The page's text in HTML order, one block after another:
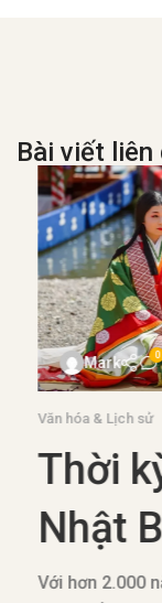
Bài viết liên
Mark 0
Văn hóa & Lịch sử
Thời
Nhật
Với hơn 2.000